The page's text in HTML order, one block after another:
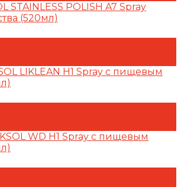
STAINLESS POLISH A7 Spray
(520мл)
LIKLEAN H1 Spray с пищевым
WD H1 Spray с пищевым